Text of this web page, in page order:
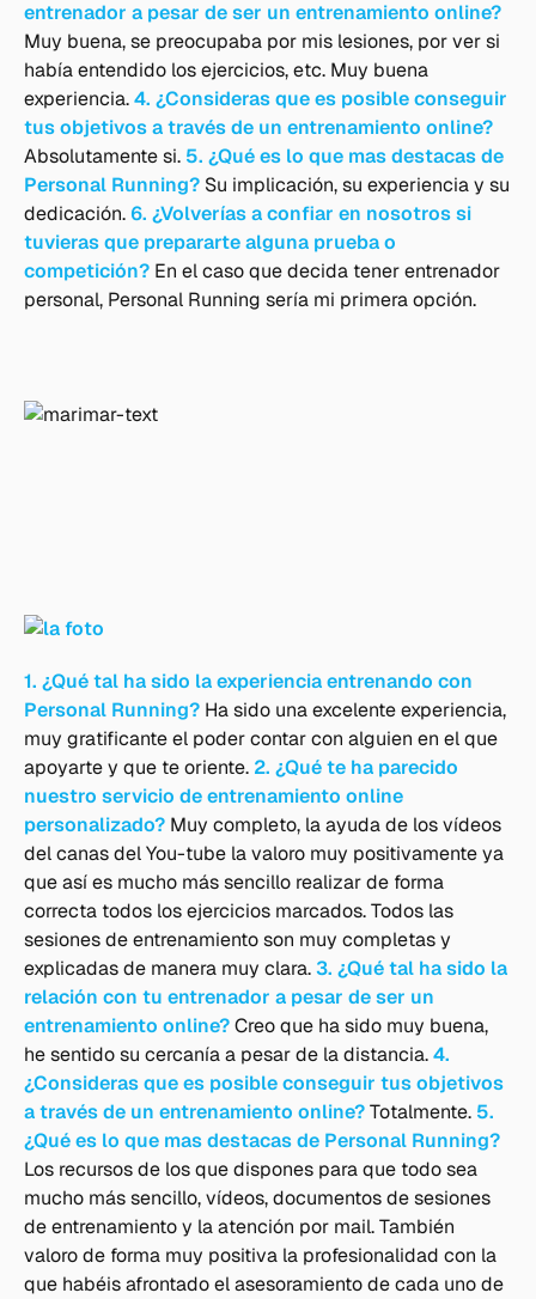
entrenador a pesar de ser un entrenamiento online?
Muy buena, se preocupaba por mis lesiones, por ver si
había entendido los ejercicios, etc. Muy buena
experiencia.4. ¿Consideras que es posible conseguir
tus objetivos a través de un entrenamiento online?
Absolutamente si. 5. ¿Qué es lo que mas destacas de
Personal Running? Su implicación, su experiencia y su
dedicación. 6. ¿Volverías a confiar en nosotros si
tuvieras que prepararte alguna prueba o
competición? En el caso que decida tener entrenador
personal, Personal Running sería mi primera opción.
1. ¿Qué tal ha sido la experiencia entrenando con
Personal Running? Ha sido una excelente experiencia,
muy gratificante el poder contar con alguien en el que
apoyarte y que te oriente. 2. ¿Qué te ha parecido
nuestro servicio de entrenamiento online
personalizado? Muy completo, la ayuda de los vídeos
del canas del You-tube la valoro muy positivamente ya
que así es mucho más sencillo realizar de forma
correcta todos los ejercicios marcados. Todos las
sesiones de entrenamiento son muy completas y
explicadas de manera muy clara.3. ¿Qué tal ha sido la
relación con tu entrenador a pesar de ser un
entrenamiento online?Creo que ha sido muy buena,
he sentido su cercanía a pesar de la distancia.4.
¿Consideras que es posible conseguir tus objetivos
a través de un entrenamiento online?Totalmente. 5.
¿Qué es lo que mas destacas de Personal Running?
Los recursos de los que dispones para que todo sea
mucho más sencillo, vídeos, documentos de sesiones
de entrenamiento y la atención por mail. También
valoro de forma muy positiva la profesionalidad con la
que habéis afrontado el asesoramiento de cada uno de